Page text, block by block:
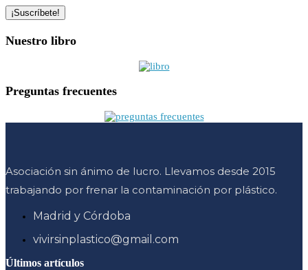
Nuestro libro
Preguntas frecuentes
Asociación sin ánimo de lucro. Llevamos desde 2015
trabajando por frenar la contaminación por plástico.
Madrid y Córdoba
vivirsinplastico@gmail.com
Últimos artículos